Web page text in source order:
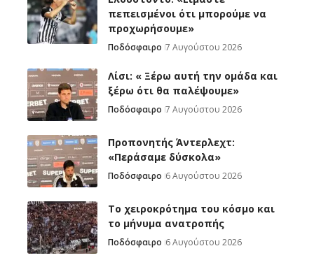
πεπεισμένοι ότι μπορούμε να
προχωρήσουμε»
Ποδόσφαιρο 7 Αυγούστου 2026
Λίσι: « Ξέρω αυτή την ομάδα και
ξέρω ότι θα παλέψουμε»
Ποδόσφαιρο 7 Αυγούστου 2026
Προπονητής Άντερλεχτ:
«Περάσαμε δύσκολα»
Ποδόσφαιρο 6 Αυγούστου 2026
Το χειροκρότημα του κόσμο και
το μήνυμα ανατροπής
Ποδόσφαιρο 6 Αυγούστου 2026